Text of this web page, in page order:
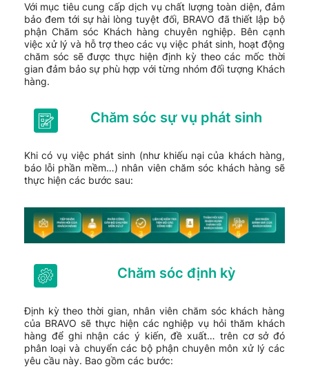
Với mục tiêu cung cấp dịch vụ chất lượng toàn diện, đảm
bảo đem tới sự hài lòng tuyệt đối, BRAVO đã thiết lập bộ
phận Chăm sóc Khách hàng chuyên nghiệp. Bên cạnh
việc xử lý và hỗ trợ theo các vụ việc phát sinh, hoạt động
chăm sóc sẽ được thực hiện định kỳ theo các mốc thời
gian đảm bảo sự phù hợp với từng nhóm đối tượng Khách
hàng.
Chăm sóc sự vụ phát sinh
Khi có vụ việc phát sinh (như khiếu nại của khách hàng,
báo lỗi phần mềm…) nhân viên chăm sóc khách hàng sẽ
thực hiện các bước sau:
Chăm sóc định kỳ
Định kỳ theo thời gian, nhân viên chăm sóc khách hàng
của BRAVO sẽ thực hiện các nghiệp vụ hỏi thăm khách
hàng để ghi nhận các ý kiến, đề xuất… trên cơ sở đó
phân loại và chuyển các bộ phận chuyên môn xử lý các
yêu cầu này. Bao gồm các bước: